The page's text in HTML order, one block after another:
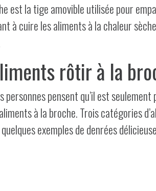
est la tige amovible utilisée pour
à cuire les aliments à la chaleur
rôtir à la
personnes pensent qu’il est
à la broche. Trois catégories
exemples de denrées